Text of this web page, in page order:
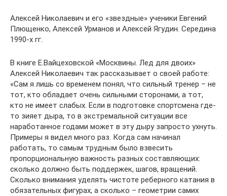
Алексей Николаевич и его «звездные» ученики Евгений
Плющенко, Алексей Урманов и Алексей Ягудин. Середина
1990-х гг.
В книге Е.Вайцеховской «Москвины. Лед для двоих»
Алексей Николаевич так рассказывает о своей работе:
«Сам я лишь со временем понял, что сильный тренер – не
тот, кто обладает очень сильными сторонами, а тот,
кто не имеет слабых. Если в подготовке спортсмена где-
то зияет дыра, то в экстремальной ситуации все
наработанное годами может в эту дыру запросто ухнуть.
Примеры я видел много раз. Когда сам начинал
работать, то самым трудным было взвесить
пропорциональную важность разных составляющих:
сколько должно быть поддержек, шагов, вращений.
Сколько внимания уделять чистоте реберного катания в
обязательных фигурах, а сколько – геометрии самих